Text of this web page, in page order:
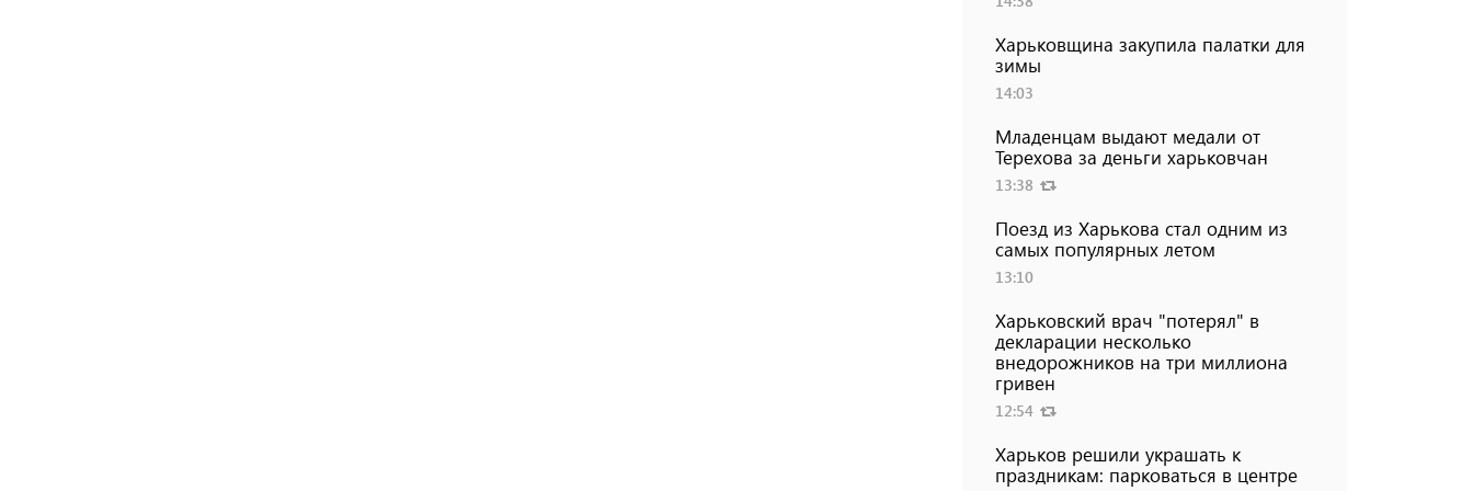
Харьковщина закупила палатки для
зимы
14:03
Младенцам выдают медали от
Терехова за деньги харьковчан
13:38
Поезд из Харькова стал одним из
самых популярных летом
13:10
Харьковский врач "потерял" в
декларации несколько
внедорожников на три миллиона
гривен
12:54
Харьков решили украшать к
праздникам: парковаться в центре